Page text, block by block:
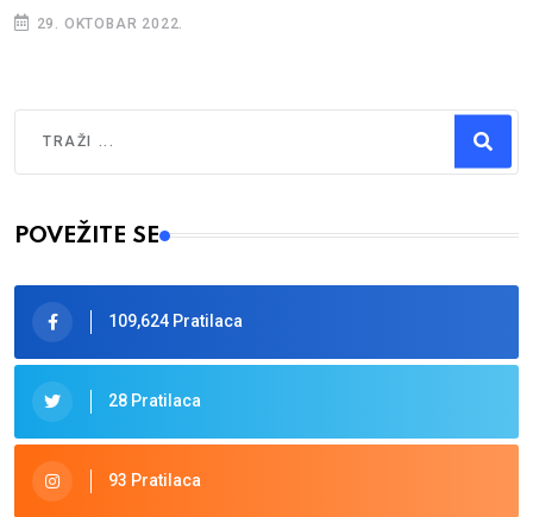
29. OKTOBAR 2022.
Type 2 or more characters for results.
POVEŽITE SE
109,624 Pratilaca
28 Pratilaca
93 Pratilaca